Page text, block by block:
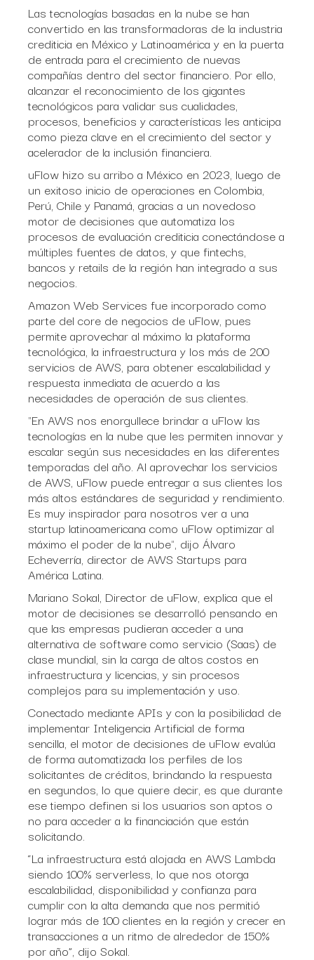
Las tecnologías basadas en la nube se han
convertido en las transformadoras de la industria
crediticia en México y Latinoamérica y en la puerta
de entrada para el crecimiento de nuevas
compañías dentro del sector financiero. Por ello,
alcanzar el reconocimiento de los gigantes
tecnológicos para validar sus cualidades,
procesos, beneficios y características les anticipa
como pieza clave en el crecimiento del sector y
acelerador de la inclusión financiera.
uFlow hizo su arribo a México en 2023, luego de
un exitoso inicio de operaciones en Colombia,
Perú, Chile y Panamá, gracias a un novedoso
motor de decisiones que automatiza los
procesos de evaluación crediticia conectándose a
múltiples fuentes de datos, y que fintechs,
bancos y retails de la región han integrado a sus
negocios.
Amazon Web Services fue incorporado como
parte del core de negocios de uFlow, pues
permite aprovechar al máximo la plataforma
tecnológica, la infraestructura y los más de 200
servicios de AWS, para obtener escalabilidad y
respuesta inmediata de acuerdo a las
necesidades de operación de sus clientes.
"En AWS nos enorgullece brindar a uFlow las
tecnologías en la nube que les permiten innovar y
escalar según sus necesidades en las diferentes
temporadas del año. Al aprovechar los servicios
de AWS, uFlow puede entregar a sus clientes los
más altos estándares de seguridad y rendimiento.
Es muy inspirador para nosotros ver a una
startup latinoamericana como uFlow optimizar al
máximo el poder de la nube", dijo Álvaro
Echeverría, director de AWS Startups para
América Latina.
Mariano Sokal, Director de uFlow, explica que el
motor de decisiones se desarrolló pensando en
que las empresas pudieran acceder a una
alternativa de software como servicio (Saas) de
clase mundial, sin la carga de altos costos en
infraestructura y licencias, y sin procesos
complejos para su implementación y uso.
Conectado mediante APIs y con la posibilidad de
implementar Inteligencia Artificial de forma
sencilla, el motor de decisiones de uFlow evalúa
de forma automatizada los perfiles de los
solicitantes de créditos, brindando la respuesta
en segundos, lo que quiere decir, es que durante
ese tiempo definen si los usuarios son aptos o
no para acceder a la financiación que están
solicitando.
“La infraestructura está alojada en AWS Lambda
siendo 100% serverless, lo que nos otorga
escalabilidad, disponibilidad y confianza para
cumplir con la alta demanda que nos permitió
lograr más de 100 clientes en la región y crecer en
transacciones a un ritmo de alrededor de 150%
por año”, dijo Sokal.